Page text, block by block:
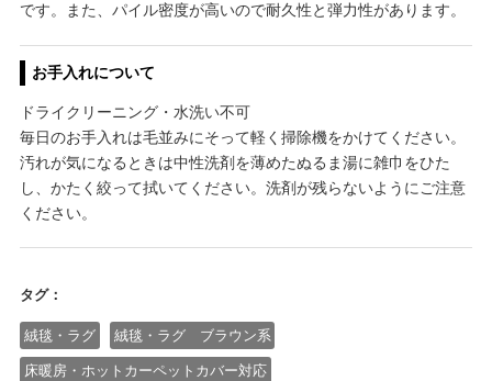
です。また、パイル密度が高いので耐久性と弾力性があります。
お手入れについて
ドライクリーニング・水洗い不可
毎日のお手入れは毛並みにそって軽く掃除機をかけてください。
汚れが気になるときは中性洗剤を薄めたぬるま湯に雑巾をひた
し、かたく絞って拭いてください。洗剤が残らないようにご注意
ください。
タグ：
絨毯・ラグ 絨毯・ラグ ブラウン系
床暖房・ホットカーペットカバー対応